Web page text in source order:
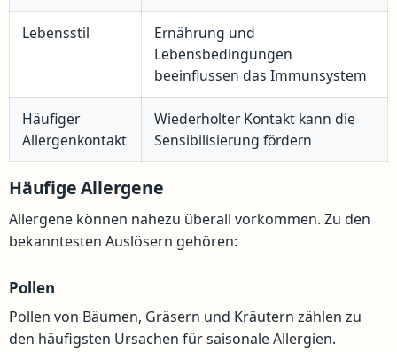
Lebensstil
Ernährung und
Lebensbedingungen
beeinflussen das Immunsystem
Häufiger
Allergenkontakt
Wiederholter Kontakt kann die
Sensibilisierung fördern
Häufige Allergene
Allergene können nahezu überall vorkommen. Zu den
bekanntesten Auslösern gehören:
Pollen
Pollen von Bäumen, Gräsern und Kräutern zählen zu
den häufigsten Ursachen für saisonale Allergien.